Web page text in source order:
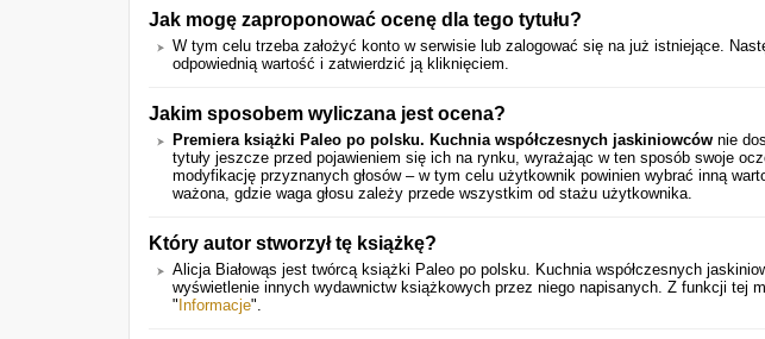
Jak mogę zaproponować ocenę dla tego tytułu?
W tym celu trzeba założyć konto w serwisie lub zalogować się na już istniejące.
odpowiednią wartość i zatwierdzić ją kliknięciem.
Jakim sposobem wyliczana jest ocena?
Premiera książki Paleo po polsku. Kuchnia współczesnych jaskiniowców nie
tytuły jeszcze przed pojawieniem się ich na rynku, wyrażając w ten sposób swoje
modyfikację przyznanych głosów – w tym celu użytkownik powinien wybrać inną
ważona, gdzie waga głosu zależy przede wszystkim od stażu użytkownika.
Który autor stworzył tę książkę?
Alicja Białowąs jest twórcą książki Paleo po polsku. Kuchnia współczesnych
wyświetlenie innych wydawnictw książkowych przez niego napisanych. Z funkcji tej
" Informacje".